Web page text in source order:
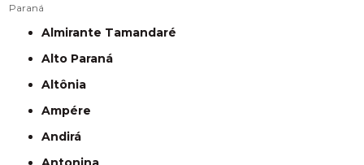
Paraná
Almirante Tamandaré
Alto Paraná
Altônia
Ampére
Andirá